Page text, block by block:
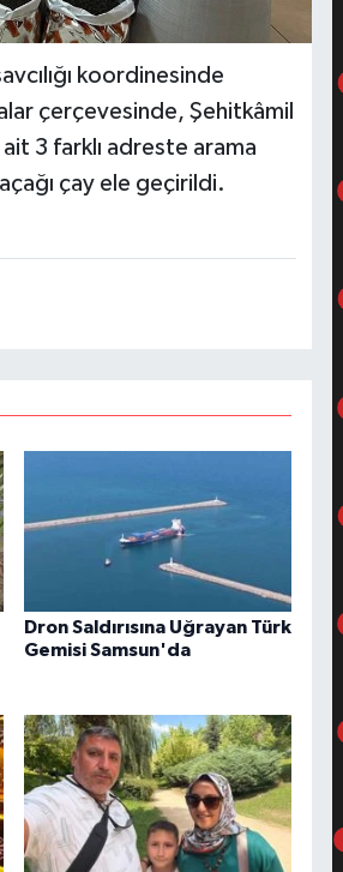
koordinesinde
çerçevesinde, Şehitkâmil
3 farklı adreste arama
çay ele geçirildi.
Dron Saldırısına Uğrayan Türk
Gemisi Samsun'da